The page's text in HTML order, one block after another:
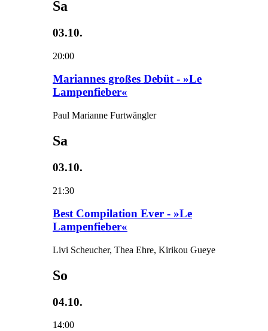
Sa
03.10.
20:00
Mariannes großes Debüt - »Le
Lampenfieber«
Paul Marianne Furtwängler
Sa
03.10.
21:30
Best Compilation Ever - »Le
Lampenfieber«
Livi Scheucher, Thea Ehre, Kirikou Gueye
So
04.10.
14:00